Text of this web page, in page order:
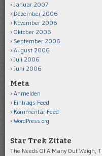
Januar 2007
Dezember 2006
November 2006
Oktober 2006
September 2006
August 2006
Juli 2006
Juni 2006
Meta
Anmelden
Eintrags-Feed
Kommentar-Feed
WordPress.org
Star Trek Zitate
The Needs Of A Many Out Weigh,